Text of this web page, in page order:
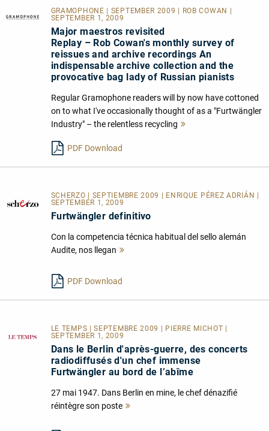
GRAMOPHONE | SEPTEMBER 2009 | ROB COWAN |
SEPTEMBER 1, 2009
Major maestros revisited
Replay – Rob Cowan's monthly survey of
reissues and archive recordings An
indispensable archive collection and the
provocative bag lady of Russian pianists
Regular Gramophone readers will by now have cottoned
on to what I've occasionally thought of as a "Furtwängler
Industry" – the relentless recycling
PDF Download
SCHERZO | SEPTIEMBRE 2009 | ENRIQUE PÉREZ ADRIÁN |
SEPTEMBER 1, 2009
Furtwängler definitivo
Con la competencia técnica habitual del sello alemán
Audite, nos llegan
PDF Download
LE TEMPS | SEPTEMBRE 2009 | PIERRE MICHOT |
SEPTEMBER 1, 2009
Dans le Berlin d'après-guerre, des concerts
radiodiffusés d'un chef immense
Furtwängler au bord de l’abîme
27 mai 1947. Dans Berlin en mine, le chef dénazifié
réintègre son poste